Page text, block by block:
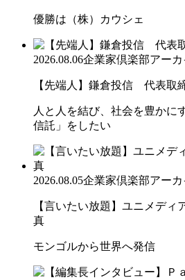
優勝は（株）カウシェ
2026.08.06企業家倶楽部アー
【先端人】鎌倉投信 代表
人と人を結び、社会を豊かに
信託」をしたい
2026.08.05企業家倶楽部アー
【言いたい放題】ユニメディ
真
モンゴルから世界へ発信